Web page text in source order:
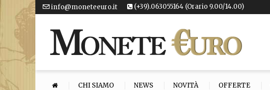
info@moneteeuro.it (+39).063055164 (Orario 9.00/14.00)
CHI SIAMO NEWS NOVITÀ OFFERTE